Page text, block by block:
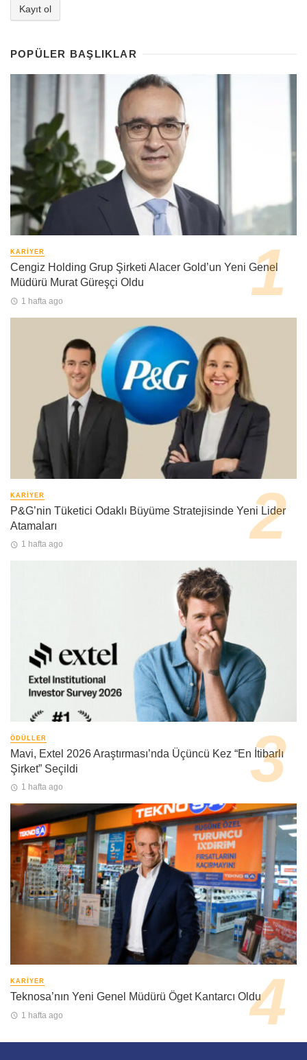
POPÜLER BAŞLIKLAR
KARIYER
Cengiz Holding Grup Şirketi Alacer Gold’un Yeni Genel
Müdürü Murat Güreşçi Oldu
1 hafta ago
KARIYER
P&G’nin Tüketici Odaklı Büyüme Stratejisinde Yeni Lider
Atamaları
1 hafta ago
ÖDÜLLER
Mavi, Extel 2026 Araştırması’nda Üçüncü Kez “En İtibarlı
Şirket” Seçildi
1 hafta ago
KARIYER
Teknosa’nın Yeni Genel Müdürü Öget Kantarcı Oldu
1 hafta ago